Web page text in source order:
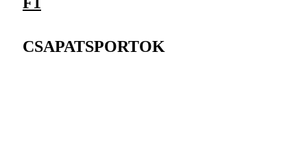
CSAPATSPORTOK